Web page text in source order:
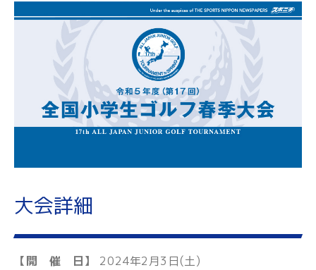
大会詳細
【開 催 日】
2024年2月3日(土)